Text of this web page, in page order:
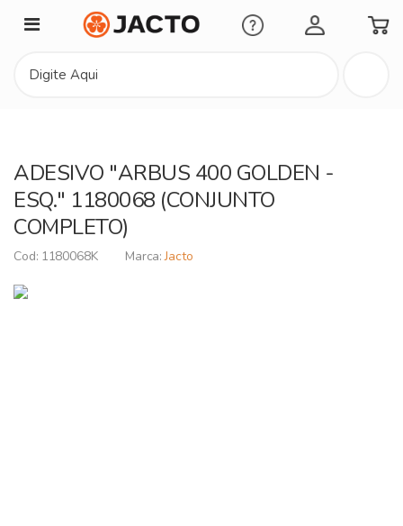
Minha Conta
ADESIVO "ARBUS 400 GOLDEN -
ESQ." 1180068 (CONJUNTO
COMPLETO)
1180068K Jacto